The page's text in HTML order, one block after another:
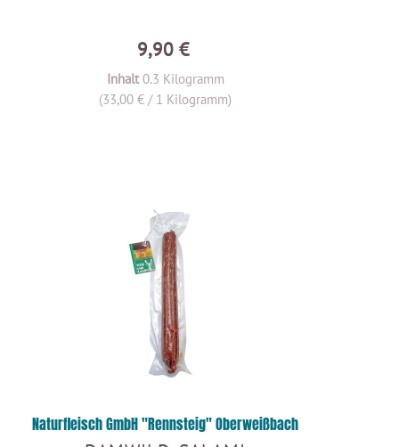
9,90 €
Inhalt 0.3 Kilogramm
(33,00 € / 1 Kilogramm)
Naturfleisch GmbH "Rennsteig" Oberweißbach